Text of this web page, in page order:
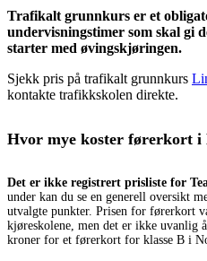
Trafikalt grunnkurs er et
undervisningstimer som skal gi
starter med øvingskjøringen.
Sjekk pris på trafikalt grunnkurs
kontakte trafikkskolen direkte.
Hvor mye koster førerkort i
Det er ikke registrert prisliste for
under kan du se en generell oversikt
utvalgte punkter. Prisen for førerkort
kjøreskolene, men det er ikke uvanlig
kroner for et førerkort for klasse B i